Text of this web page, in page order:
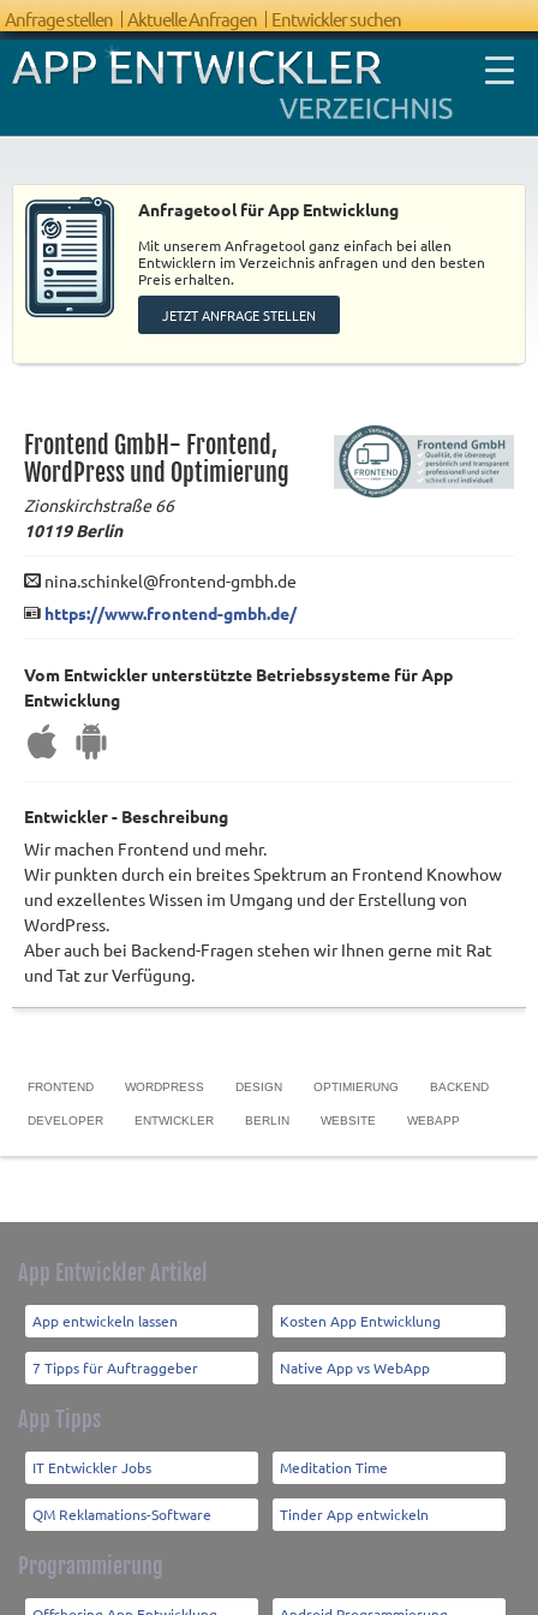
Anfrage stellen Aktuelle Anfragen Entwickler suchen
Anfragetool für App Entwicklung
Mit unserem Anfragetool ganz einfach bei allen
Entwicklern im Verzeichnis anfragen und den besten
Preis erhalten.
JETZT ANFRAGE STELLEN
Frontend GmbH- Frontend,
WordPress und Optimierung
Zionskirchstraße 66
10119Berlin
nina.schinkel@frontend-gmbh.de
https://www.frontend-gmbh.de/
Vom Entwickler unterstützte Betriebssysteme für App
Entwicklung
Entwickler - Beschreibung
Wir machen Frontend und mehr.
Wir punkten durch ein breites Spektrum an Frontend Knowhow
und exzellentes Wissen im Umgang und der Erstellung von
WordPress.
Aber auch bei Backend-Fragen stehen wir Ihnen gerne mit Rat
und Tat zur Verfügung.
FRONTEND WORDPRESS DESIGN OPTIMIERUNG BACKEND
DEVELOPER ENTWICKLER BERLIN WEBSITE WEBAPP
App Entwickler Artikel
App entwickeln lassen Kosten App Entwicklung
7 Tipps für Auftraggeber Native App vs WebApp
App Tipps
IT Entwickler Jobs Meditation Time
QM Reklamations-Software Tinder App entwickeln
Programmierung